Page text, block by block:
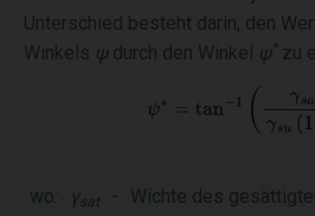
Unterschied besteht darin, den
Winkels ψ durch den Winkel ψ zu
wo: γ sat - Wichte des